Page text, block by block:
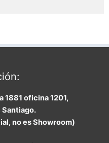
1881 oficina 1201,
no es Showroom)